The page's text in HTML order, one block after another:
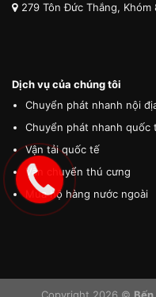
279 Tôn Đức Thắng, Khóm
Dịch vụ của chúng tôi
Chuyển phát nhanh nội
Chuyển phát nhanh quốc
Vận tải quốc tế
Vận chuyển thú cưng
Mua hộ hàng nước ngoài
Copyright 2026 ©